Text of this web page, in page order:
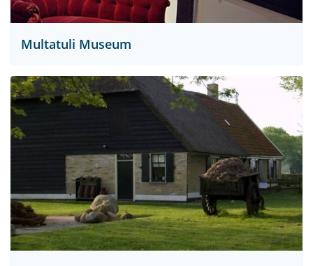
Multatuli Museum